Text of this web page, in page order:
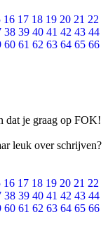
16 17 18 19 20 21 22
38 39 40 41 42 43 44
60 61 62 63 64 65 66
dat je graag op FOK!
leuk over schrijven?
16 17 18 19 20 21 22
38 39 40 41 42 43 44
60 61 62 63 64 65 66